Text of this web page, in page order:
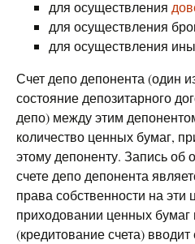
для осуществления
для осуществления
для осуществления
Счет депо депонента (один
состояние депозитарного
депо) между этим
количество ценных бумаг,
этому депоненту. Запись об
счете депо депонента
права собственности на
приходовании ценных бумаг
(кредитование счета) вводит